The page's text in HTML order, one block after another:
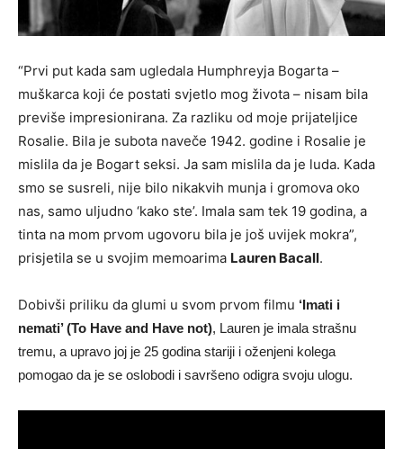
“Prvi put kada sam ugledala Humphreyja Bogarta –
muškarca koji će postati svjetlo mog života – nisam bila
previše impresionirana. Za razliku od moje prijateljice
Rosalie. Bila je subota naveče 1942. godine i Rosalie je
mislila da je Bogart seksi. Ja sam mislila da je luda. Kada
smo se susreli, nije bilo nikakvih munja i gromova oko
nas, samo uljudno ‘kako ste’. Imala sam tek 19 godina, a
tinta na mom prvom ugovoru bila je još uvijek mokra”,
prisjetila se u svojim memoarima Lauren Bacall.
Dobivši priliku da glumi u svom prvom filmu ‘Imati i
nemati’ (To Have and Have not), Lauren je imala strašnu
tremu, a upravo joj je 25 godina stariji i oženjeni kolega
pomogao da je se oslobodi i savršeno odigra svoju ulogu.